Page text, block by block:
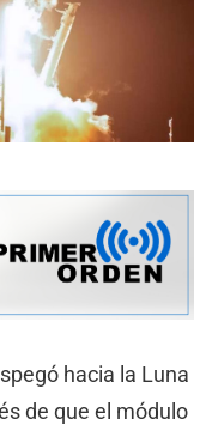
hacia la Luna
de que el módulo